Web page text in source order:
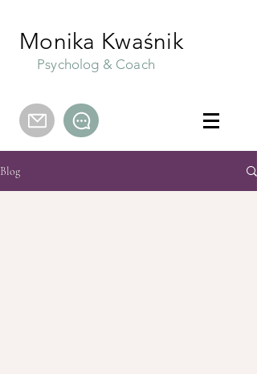
Monika Kwaśnik
Psycholog & Coach
Blog